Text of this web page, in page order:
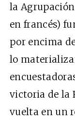
la
en francés)
por encima
lo
victoria de la
vuelta en un